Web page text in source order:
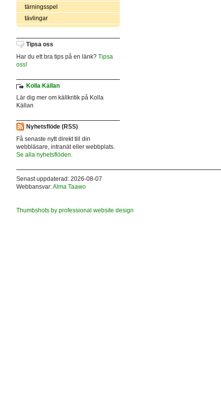
tärningsspel
tävlingar
Tipsa oss
Har du ett bra tips på en länk? Tipsa
oss!
Kolla Källan
Lär dig mer om källkritik på Kolla
Källan
Nyhetsflöde (RSS)
Få senaste nytt direkt till din
webbläsare, intranät eller webbplats.
Se alla nyhetsflöden.
Senast uppdaterad: 2026-08-07
Webbansvar:Alma Taawo
Thumbshots by professional website design